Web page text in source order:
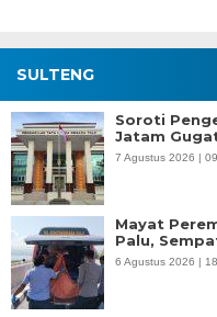
SULTENG
Soroti
Jatam
7 Agustus 2026 |
Mayat
Palu,
6 Agustus 2026 |